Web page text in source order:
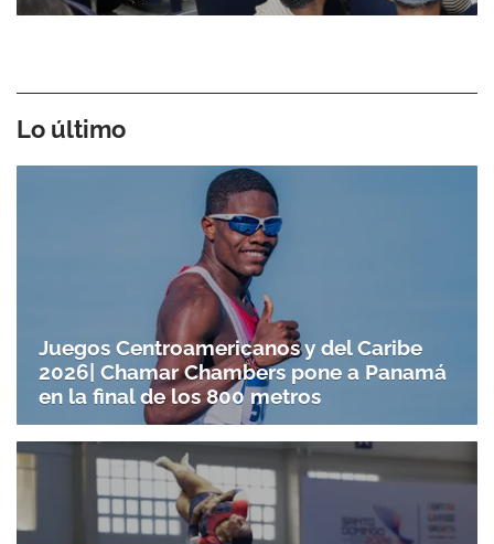
Lo último
Juegos Centroamericanos y del Caribe
2026| Chamar Chambers pone a Panamá
en la final de los 800 metros